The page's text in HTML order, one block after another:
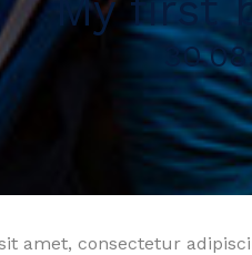
amet, consectetur